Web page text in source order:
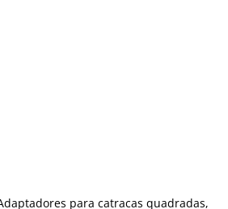
para catracas quadradas,